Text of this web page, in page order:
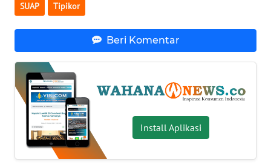
SUAP Tipikor
Beri Komentar
Install Aplikasi
WN
BABEL
WN
SUMBAR
WN